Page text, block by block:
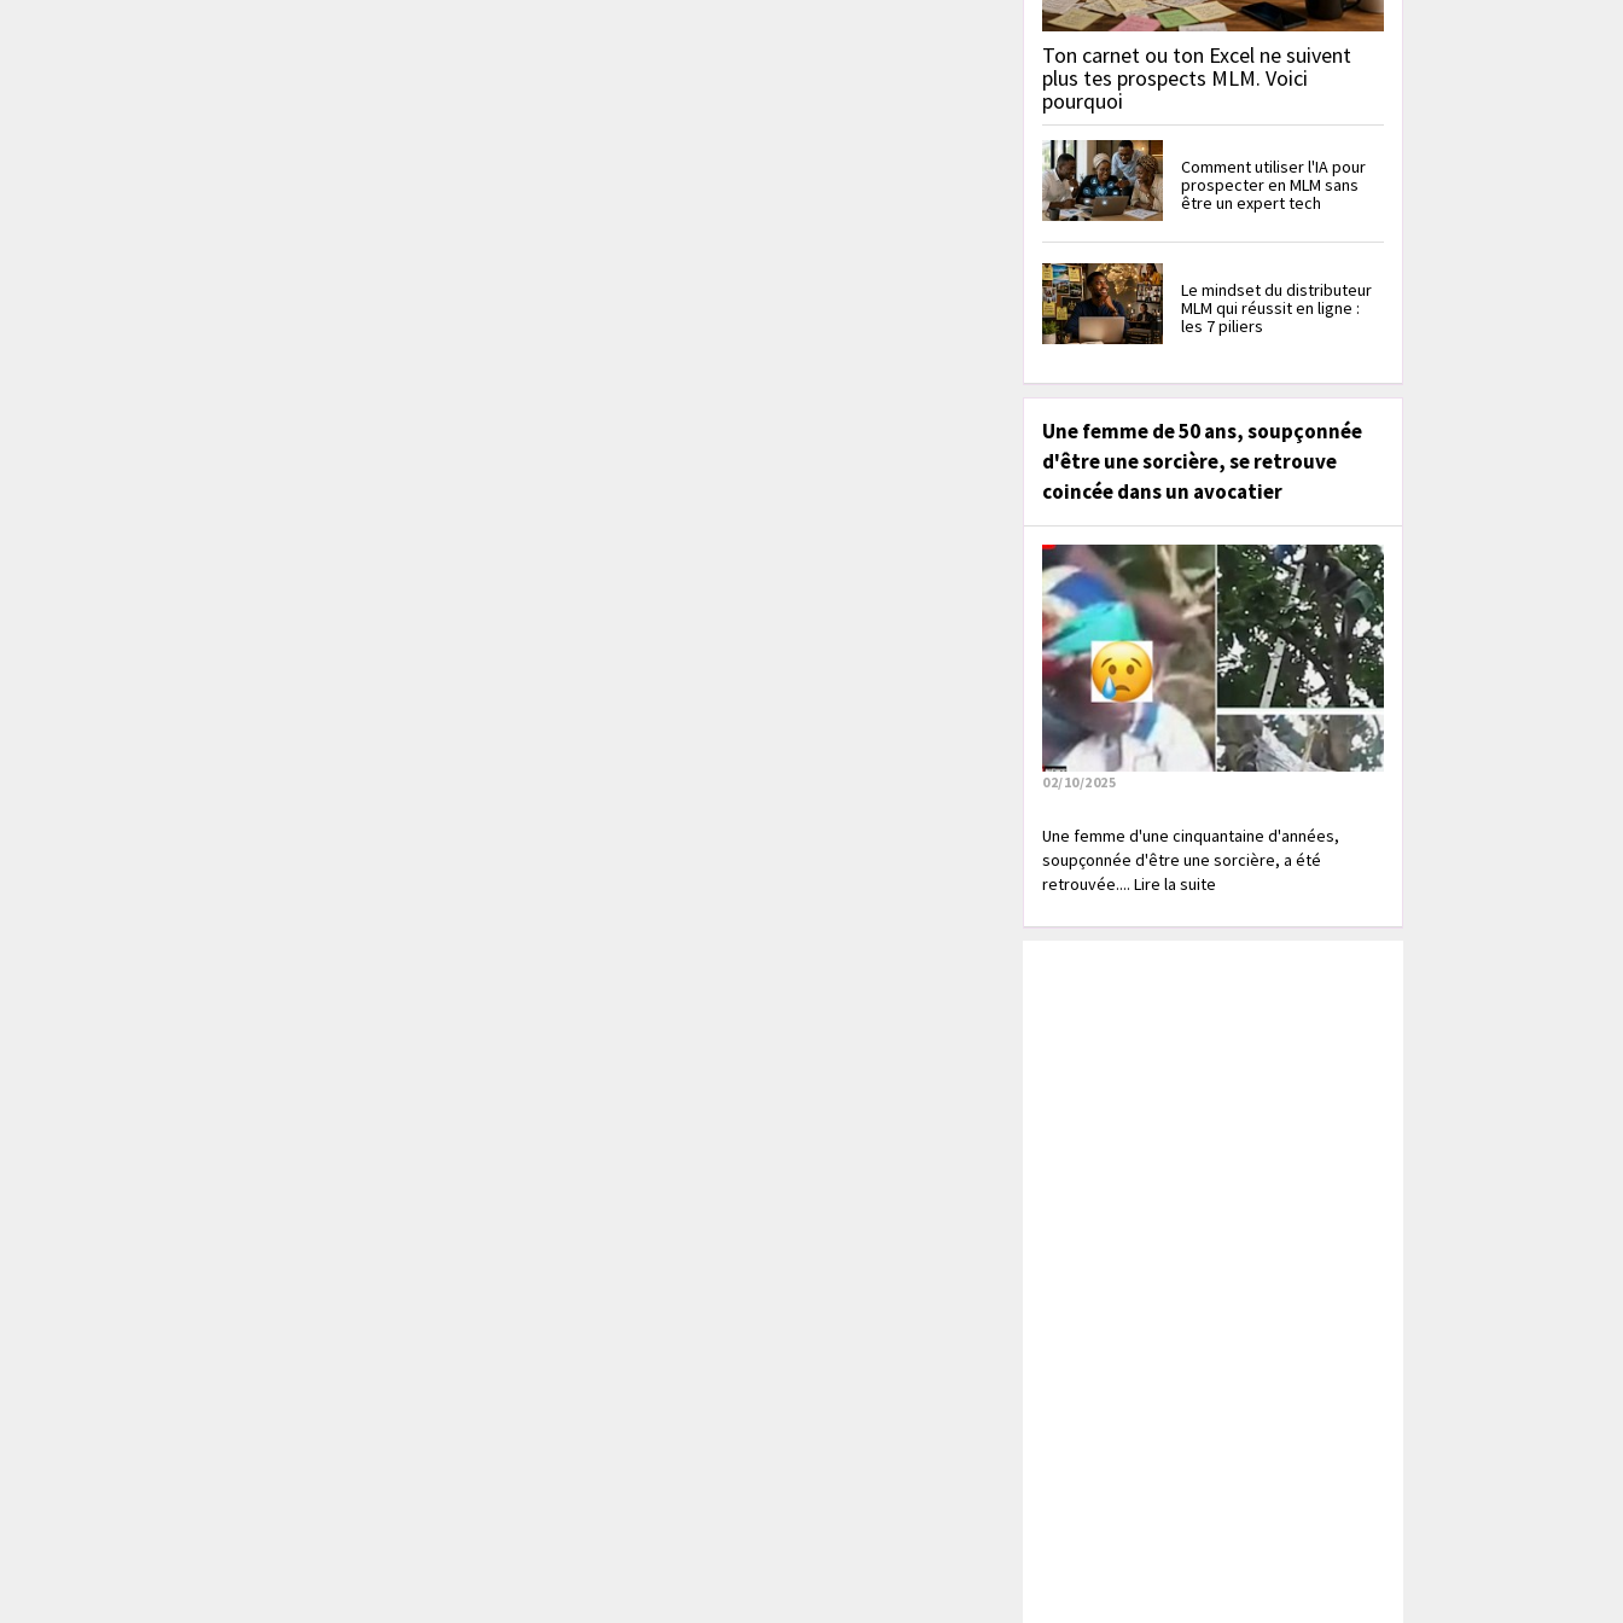
Ton carnet ou ton Excel ne suivent
plus tes prospects MLM. Voici
pourquoi
Comment utiliser l'IA pour
prospecter en MLM sans
être un expert tech
Le mindset du distributeur
MLM qui réussit en ligne :
les 7 piliers
Une femme de 50 ans, soupçonnée
d'être une sorcière, se retrouve
coincée dans un avocatier
02/10/2025
Une femme d'une cinquantaine d'années,
soupçonnée d'être une sorcière, a été
retrouvée.... Lire la suite